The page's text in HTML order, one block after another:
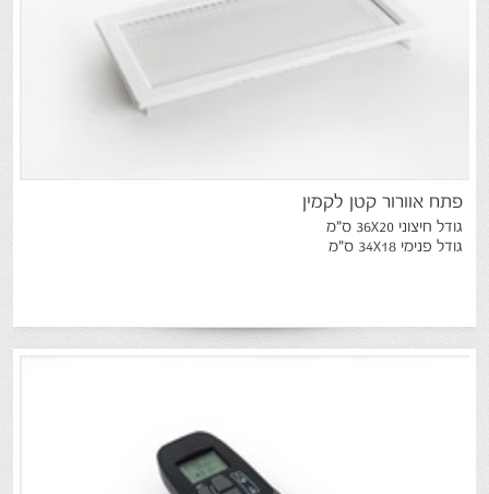
פתח אוורור קטן לקמין
גודל חיצוני 36X20 ס"מ
גודל פנימי 34X18 ס"מ